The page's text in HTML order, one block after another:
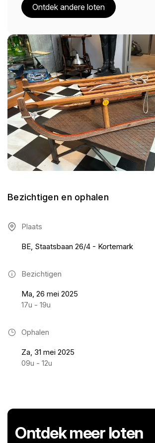
Bezichtigen en ophalen
Plaats
BE, Staatsbaan 26/4 - Kortemark
Bezichtigen
Ma, 26 mei 2025
17u - 19u
Ophalen
Za, 31 mei 2025
09u - 12u
Ontdek andere loten
Ontdek meer loten